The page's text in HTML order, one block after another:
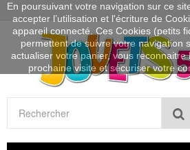
En poursuivant votre navigation sur ce
accepter l’utilisation et l'écriture de
appareil connecté. Ces Cookies (petits
permettent de suivre votre navigation
actualiser votre panier, vous reconnaitre
prochaine visite et sécuriser votre